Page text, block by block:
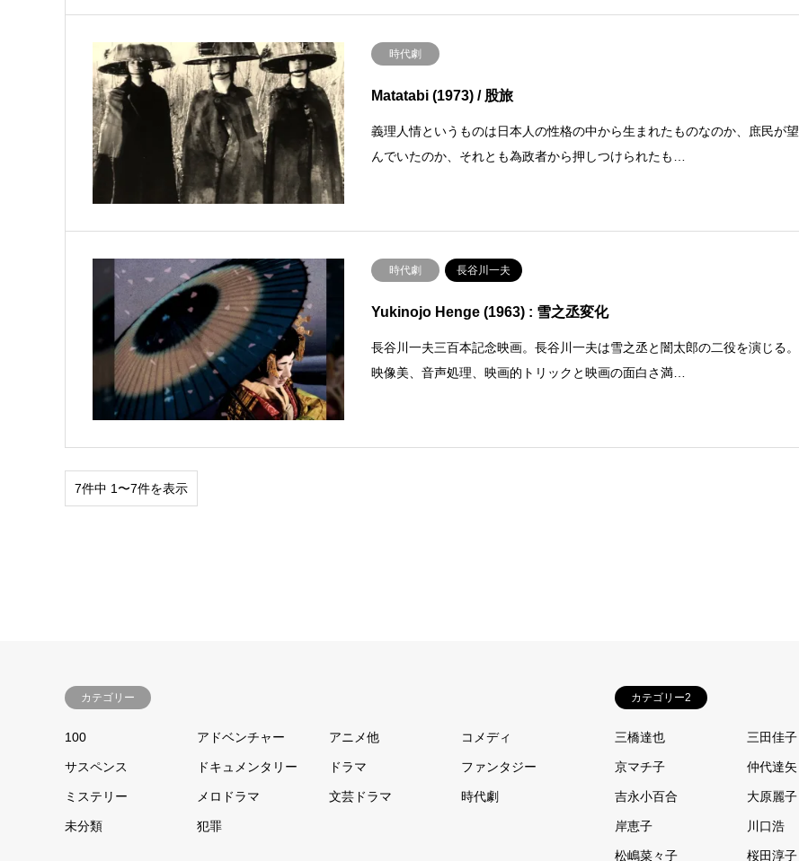
時代劇
Matatabi (1973) / 股旅
義理人情というものは日本人の性格の中から生まれたものなのか、庶民が望
んでいたのか、それとも為政者から押しつけられたも…
時代劇 長谷川一夫
Yukinojo Henge (1963) : 雪之丞変化
長谷川一夫三百本記念映画。長谷川一夫は雪之丞と闇太郎の二役を演じる。
映像美、音声処理、映画的トリックと映画の面白さ満…
7件中 1〜7件を表示
カテゴリー
100 アドベンチャー アニメ他 コメディ
サスペンス ドキュメンタリー ドラマ ファンタジー
ミステリー メロドラマ 文芸ドラマ 時代劇
未分類 犯罪
カテゴリー2
三橋達也 三田佳子
京マチ子 仲代達矢
吉永小百合 大原麗子
岸恵子 川口浩
松嶋菜々子 桜田淳子